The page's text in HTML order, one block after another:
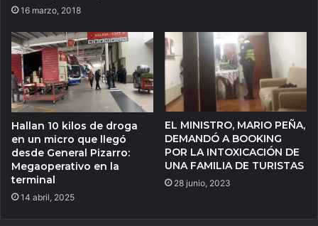
16 marzo, 2018
Hallan 10 kilos de droga
en un micro que llegó
desde General Pizarro:
Megaoperativo en la
terminal
14 abril, 2025
EL MINISTRO, MARIO PEÑA,
DEMANDÓ A BOOKING
POR LA INTOXICACIÓN DE
UNA FAMILIA DE TURISTAS
28 junio, 2023